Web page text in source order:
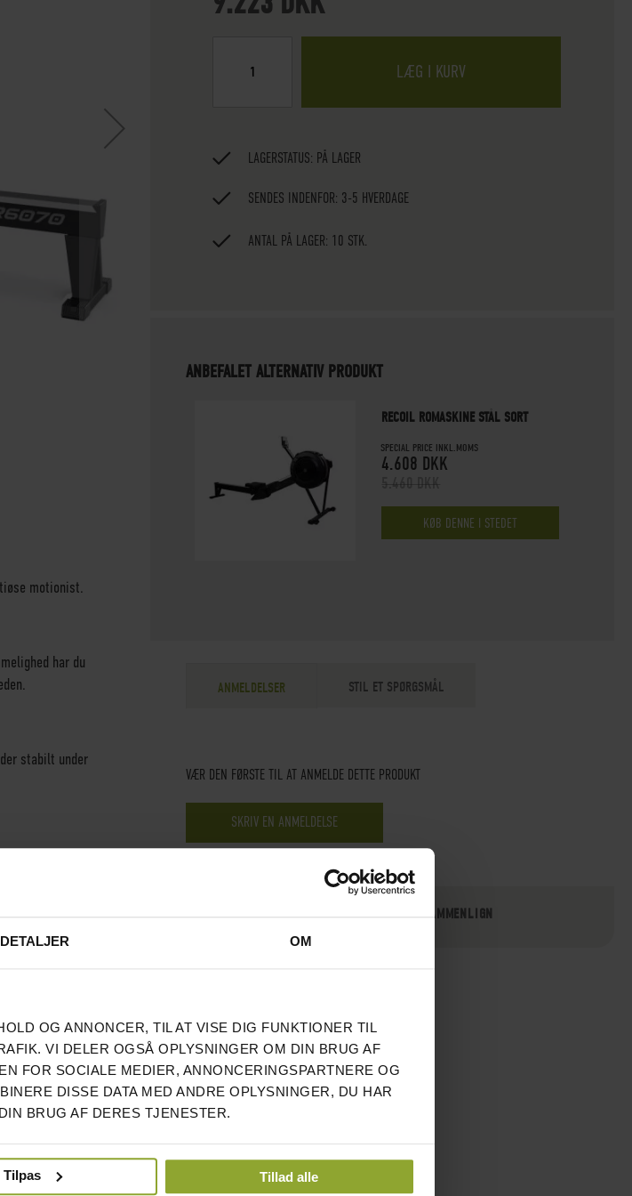
DETALJER OM
OG ANNONCER, TIL AT VISE DIG FUNKTIONER TIL
VI DELER OGSÅ OPLYSNINGER OM DIN BRUG AF
FOR SOCIALE MEDIER, ANNONCERINGSPARTNERE OG
DISSE DATA MED ANDRE OPLYSNINGER, DU HAR
BRUG AF DERES TJENESTER.
Tilpas Tillad alle
LÆG I KURV
LAGERSTATUS: PÅ LAGER
SENDES INDENFOR: 3-5 HVERDAGE
ANTAL PÅ LAGER: 10 STK.
ANBEFALET ALTERNATIV PRODUKT
RECOIL ROMASKINE STÅL SORT
SPECIAL PRICE INKL.MOMS
4.608 DKK
5.460 DKK
KØB DENNE I STEDET
ANMELDELSER
VÆR DEN FØRSTE TIL AT ANMELDE DETTE PRODUKT
SKRIV EN ANMELDELSE
STIL ET SPØRGSMÅL
TILFØJ TIL ØNSKE LISTE SAMMENLIGN
motionist.
har du
stabilt under